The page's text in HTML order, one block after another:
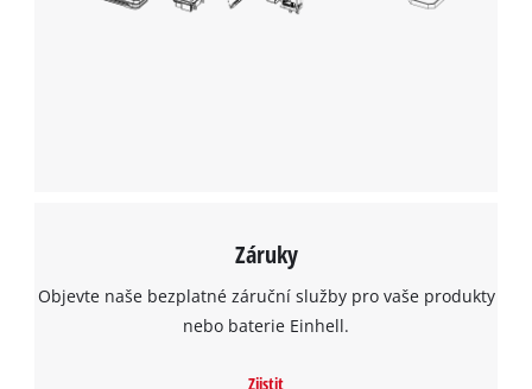
Záruky
Objevte naše bezplatné záruční služby pro vaše produkty
nebo baterie Einhell.
Zjistit